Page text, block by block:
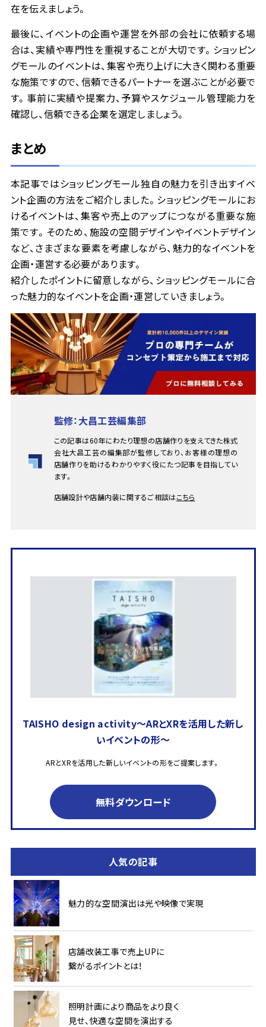
在を伝えましょう。
最後に、イベントの企画や運営を外部の会社に依頼する場
合は、実績や専門性を重視することが大切です。ショッピン
グモールのイベントは、集客や売り上げに大きく関わる重要
な施策ですので、信頼できるパートナーを選ぶことが必要で
す。事前に実績や提案力、予算やスケジュール管理能力を
確認し、信頼できる企業を選定しましょう。
まとめ
本記事ではショッピングモール独自の魅力を引き出すイベ
ント企画の方法をご紹介しました。ショッピングモールにお
けるイベントは、集客や売上のアップにつながる重要な施
策です。そのため、施設の空間デザインやイベントデザイン
など、さまざまな要素を考慮しながら、魅力的なイベントを
企画・運営する必要があります。
紹介したポイントに留意しながら、ショッピングモールに合
った魅力的なイベントを企画・運営していきましょう。
監修：大昌工芸編集部
この記事は60年にわたり理想の店舗作りを支えてきた株式
会社大昌工芸の編集部が監修しており、お客様の理想の
店舗作りを助けるわかりやすく役にたつ記事を目指してい
ます。
店舗設計や店舗内装に関するご相談はこちら
TAISHO design activity～ARとXRを活用した新し
いイベントの形～
ARとXRを活用した新しいイベントの形をご提案します。
無料ダウンロード
人気の記事
魅力的な空間演出は光や映像で実現
店舗改装工事で売上UPに
繋がるポイントとは！
照明計画により商品をより良く
見せ、快適な空間を演出する